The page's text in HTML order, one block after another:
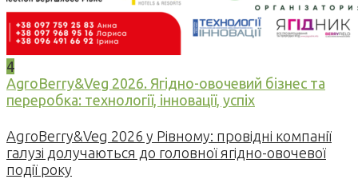
4
AgroBerry&Veg 2026. Ягідно-овочевий бізнес та
переробка: технології, інновації, успіх
AgroBerry&Veg 2026 у Рівному: провідні компанії
галузі долучаються до головної ягідно-овочевої
події року